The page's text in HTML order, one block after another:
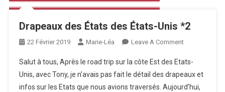
Drapeaux des États des États-Unis *2
22 Février 2019 Marie-Léa Leave A CommentOn
Des
États
Des
Salut à tous, Après le road trip sur la côte Est des Etats-
Unis, avec Tony, je n’avais pas fait le détail des drapeaux et
infos sur les Etats que nous avions traversés. Aujourd’hui,